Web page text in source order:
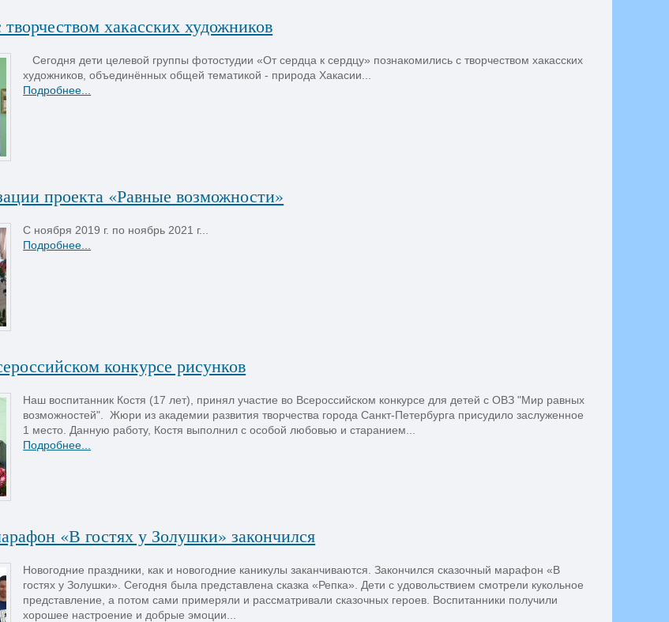
творчеством хакасских художников
Сегодня дети целевой группы фотостудии «От сердца к сердцу» познакомились с творчеством хакасских
художников, объединённых общей тематикой - природа Хакасии...
Подробнее...
проекта «Равные возможности»
С ноября 2019 г. по ноябрь 2021 г...
Подробнее...
конкурсе рисунков
Наш воспитанник Костя (17 лет), принял участие во Всероссийском конкурсе для детей с ОВЗ "Мир равных
возможностей". Жюри из академии развития творчества города Санкт-Петербурга присудило заслуженное
1 место. Данную работу, Костя выполнил с особой любовью и старанием...
Подробнее...
«В гостях у Золушки» закончился
Новогодние праздники, как и новогодние каникулы заканчиваются. Закончился сказочный марафон «В
гостях у Золушки». Сегодня была представлена сказка «Репка». Дети с удовольствием смотрели кукольное
представление, а потом сами примеряли и рассматривали сказочных героев. Воспитанники получили
хорошее настроение и добрые эмоции...